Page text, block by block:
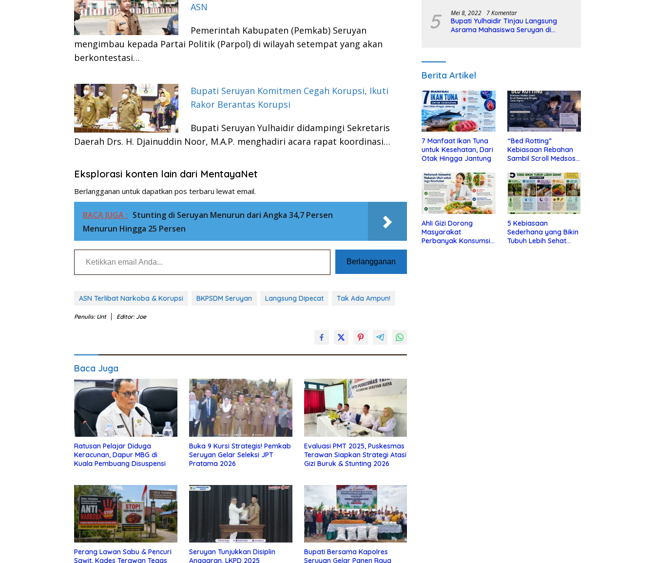
ASN
Pemerintah Kabupaten (Pemkab) Seruyan
mengimbau kepada Partai Politik (Parpol) di wilayah setempat yang akan
berkontestasi…
Bupati Seruyan Komitmen Cegah Korupsi, Ikuti
Rakor Berantas Korupsi
Bupati Seruyan Yulhaidir didampingi Sekretaris
Daerah Drs. H. Djainuddin Noor, M.A.P. menghadiri acara rapat koordinasi…
Eksplorasi konten lain dari MentayaNet
Berlangganan untuk dapatkan pos terbaru lewat email.
BACA JUGA : Stunting di Seruyan Menurun dari Angka 34,7 Persen
Menurun Hingga 25 Persen
Ketikkan email Anda...
Berlangganan
ASN Terlibat Narkoba & Korupsi BKPSDM Seruyan Langsung Dipecat Tak Ada Ampun!
Penulis: Unt Editor: Joe
Baca Juga
Ratusan Pelajar Diduga
Keracunan, Dapur MBG di
Kuala Pembuang Disuspensi
Buka 9 Kursi Strategis! Pemkab
Seruyan Gelar Seleksi JPT
Pratama 2026
Evaluasi PMT 2025, Puskesmas
Terawan Siapkan Strategi Atasi
Gizi Buruk & Stunting 2026
Perang Lawan Sabu & Pencuri
Sawit, Kades Terawan Tegas
Seruyan Tunjukkan Disiplin
Anggaran, LKPD 2025
Bupati Bersama Kapolres
Seruyan Gelar Panen Raya
5 Mei 8, 2022 7 Komentar
Bupati Yulhaidir Tinjau Langsung
Asrama Mahasiswa Seruyan di
Berita Artikel
7 Manfaat Ikan Tuna
untuk Kesehatan, Dari
Otak Hingga Jantung
“Bed Rotting”
Kebiasaan Rebahan
Sambil Scroll Medsos
Depresi
Ahli Gizi Dorong
Masyarakat
Perbanyak Konsumsi
5 Kebiasaan
Sederhana yang Bikin
Tubuh Lebih Sehat